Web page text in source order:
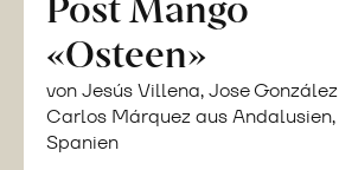
«Osteen»
von Jesús Villena, Jose
Carlos Márquez aus Andalusien,
Spanien